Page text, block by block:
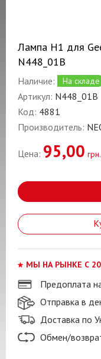
Лампа H1 для
N448_01B
Наличие: На складе
Артикул: N448_01B
Код: 4881
Производитель:
Цена: 95,00 грн.
МЫ НА РЫНКЕ С
Предоплата
Отправка в
Доставка по
Обмен/